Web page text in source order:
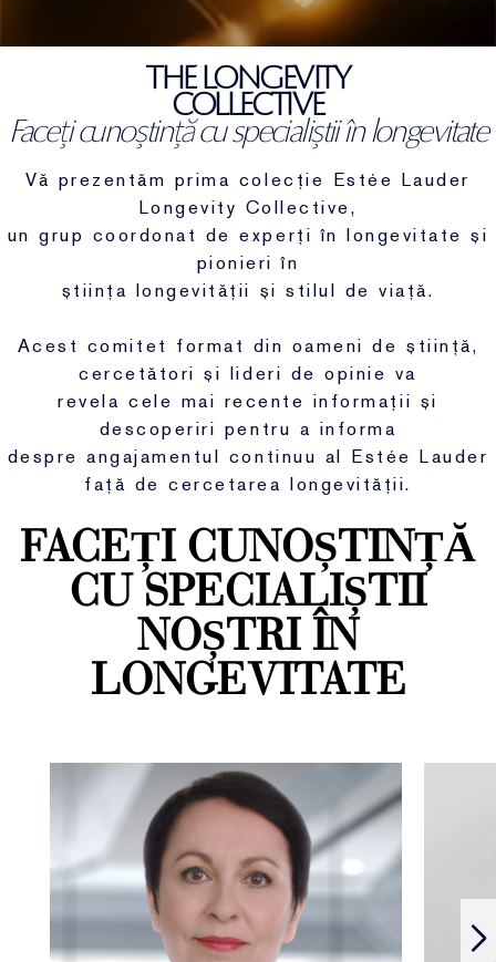
Reslilience Multi-Effect
Elemente esențiale SPF
Beauty reîncărcabil
Rezerve machiaj
Găsește fondul de ten
Ultima șansă
Beauty reîncărcabil
THE LONGEVITY
COLLECTIVE
Faceți cunoștință cu specialiștii în longevitate
Vă prezentăm prima colecție Estée Lauder
Longevity Collective,
un grup coordonat de experți în longevitate și
pionieri în
știința longevității și stilul de viață.
Acest comitet format din oameni de știință,
cercetători și lideri de opinie va
revela cele mai recente informații și
descoperiri pentru a informa
despre angajamentul continuu al Estée Lauder
față de cercetarea longevității.
FACEȚI CUNOȘTINȚĂ
CU SPECIALIȘTII
NOȘTRI ÎN
LONGEVITATE